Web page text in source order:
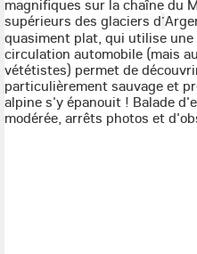
magnifiques sur la chaîne du
supérieurs des glaciers d’
quasiment plat, qui utilise
circulation automobile (mais
vététistes) permet de
particulièrement sauvage et
alpine s'y épanouit ! Balade
modérée, arrêts photos et